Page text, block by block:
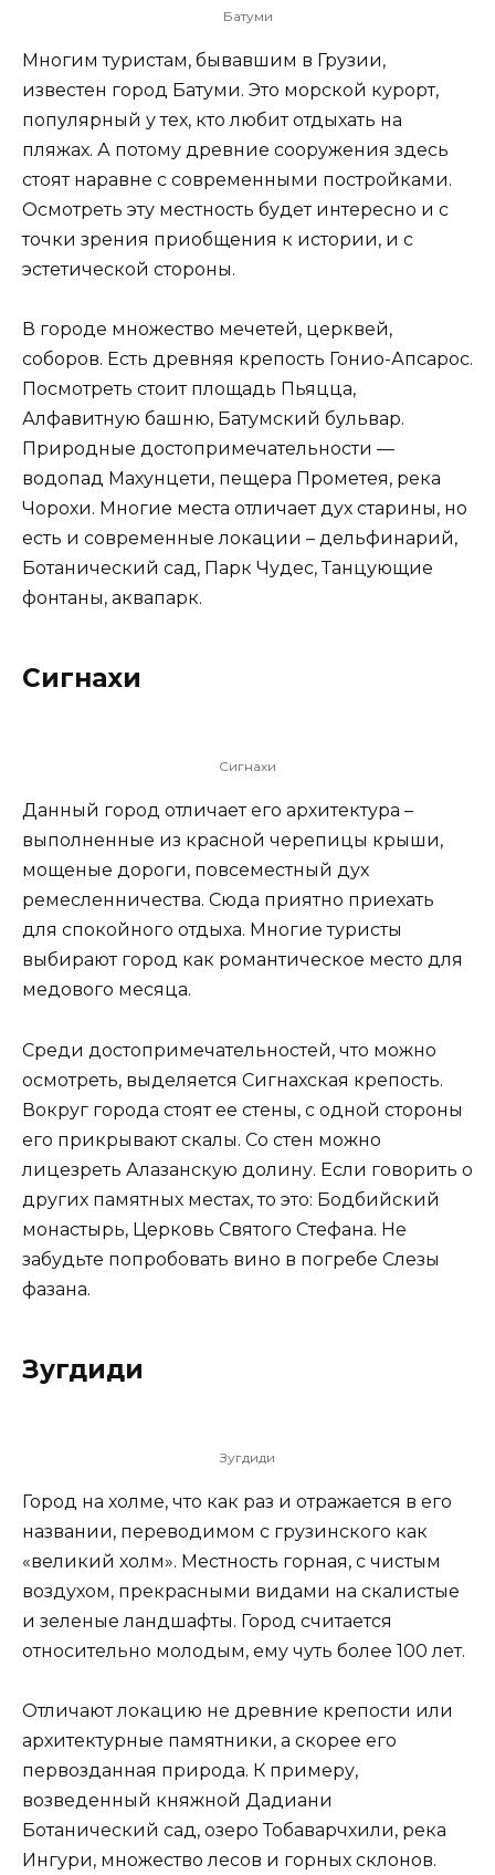
Батуми
Многим туристам, бывавшим в Грузии,
известен город Батуми. Это морской курорт,
популярный у тех, кто любит отдыхать на
пляжах. А потому древние сооружения здесь
стоят наравне с современными постройками.
Осмотреть эту местность будет интересно и с
точки зрения приобщения к истории, и с
эстетической стороны.
В городе множество мечетей, церквей,
соборов. Есть древняя крепость Гонио-Апсарос.
Посмотреть стоит площадь Пьяцца,
Алфавитную башню, Батумский бульвар.
Природные достопримечательности —
водопад Махунцети, пещера Прометея, река
Чорохи. Многие места отличает дух старины, но
есть и современные локации – дельфинарий,
Ботанический сад, Парк Чудес, Танцующие
фонтаны, аквапарк.
Сигнахи
Сигнахи
Данный город отличает его архитектура –
выполненные из красной черепицы крыши,
мощеные дороги, повсеместный дух
ремесленничества. Сюда приятно приехать
для спокойного отдыха. Многие туристы
выбирают город как романтическое место для
медового месяца.
Среди достопримечательностей, что можно
осмотреть, выделяется Сигнахская крепость.
Вокруг города стоят ее стены, с одной стороны
его прикрывают скалы. Со стен можно
лицезреть Алазанскую долину. Если говорить о
других памятных местах, то это: Бодбийский
монастырь, Церковь Святого Стефана. Не
забудьте попробовать вино в погребе Слезы
фазана.
Зугдиди
Зугдиди
Город на холме, что как раз и отражается в его
названии, переводимом с грузинского как
«великий холм». Местность горная, с чистым
воздухом, прекрасными видами на скалистые
и зеленые ландшафты. Город считается
относительно молодым, ему чуть более 100 лет.
Отличают локацию не древние крепости или
архитектурные памятники, а скорее его
первозданная природа. К примеру,
возведенный княжной Дадиани
Ботанический сад, озеро Тобаварчхили, река
Ингури, множество лесов и горных склонов.